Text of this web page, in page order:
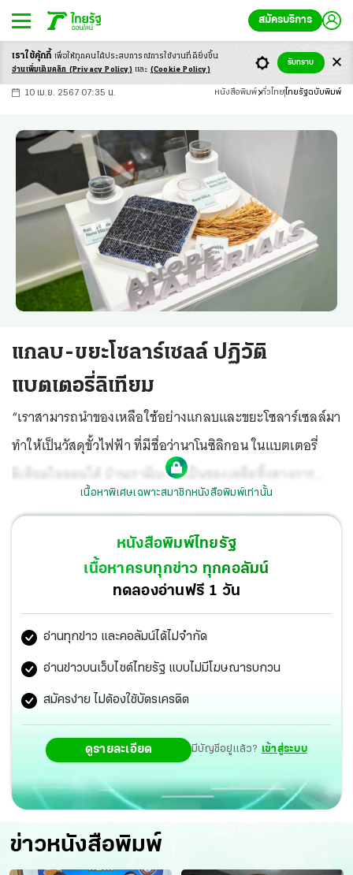
สมัครบริการ
-ก ก ก+
10 เม.ย. 2567 07:35 น. หนังสือพิมพ์ ทั่วไทย ไทยรัฐฉบับพิมพ์
แกลบ-ขยะโซลาร์เซลล์ ปฏิวัติ
แบตเตอรี่ลิเทียม
“เราสามารถนำของเหลือใช้อย่างแกลบและขยะโซลาร์เซลล์มา
ทำให้เป็นวัสดุขั้วไฟฟ้า ที่มีชื่อว่านาโนซิลิกอน ในแบตเตอรี่
ลิเทียมไอออนได้ บ้านเรามีแกลบเป็นของเหลือทิ้งทางการ
เกษตรปริมาณมหาศาล แต่ถูกนำไปใช้ในอุตสาหกรรมมูลค่า
ไม่สูงมาก แถมมูลค่าเหล่านั้นไม่ได้คืนกลับสู่เกษตรกรแต่อย่าง
ใด นอกจากนี้ยังมีขยะโซลาร์เซลล์ ที่หมดอายุการใช้งานราว
4,000 ตัน ในปี 2565 คาดการณ์ว่าอีก 20 ปีข้างหน้าขยะโซ
ลาร์เซลล์จะมีปริมาณเพิ่มขึ้นถึงหลักล้านตัน และบ้านเราไม่มี
กระบวนการนำโซลาร์เซลล์ที่พังมารีไซเคิลเป็นแผงโซลาร์เซลล์
ใหม่ หรือผลิตเป็นอย่างอื่น เพราะมองว่าต้นทุนสูง ไม่คุ้มที่จะ
ลงทุน ที่ผ่านมาจึงกำจัดด้วยการทิ้งในหลุมฝังกลบแทบ
ทั้งหมด เมื่อฝนตก น้ำท่วม สารเคมีที่อยู่ในนั้นก็อาจจะส่งผล
ต่อสิ่งแวดล้อมได้”
เนื้อหาพิเศษเฉพาะสมาชิกหนังสือพิมพ์เท่านั้น
หนังสือพิมพ์ไทยรัฐ
เนื้อหาครบทุกข่าว ทุกคอลัมน์
ทดลองอ่านฟรี 1 วัน
อ่านทุกข่าว และคอลัมน์ได้ไม่จำกัด
อ่านข่าวบนเว็บไซต์ไทยรัฐ แบบไม่มีโฆษณารบกวน
สมัครง่าย ไม่ต้องใช้บัตรเครดิต
ดูรายละเอียด มีบัญชีอยู่แล้ว? เข้าสู่ระบบ
ข่าวหนังสือพิมพ์
เราใช้คุ้กกี้ เพื่อให้ทุกคนได้ประสบการณ์การใช้งานที่ดียิ่งขึ้น
อ่านเพิ่มเติมคลิก (Privacy Policy) และ (Cookie Policy)
รับทราบ